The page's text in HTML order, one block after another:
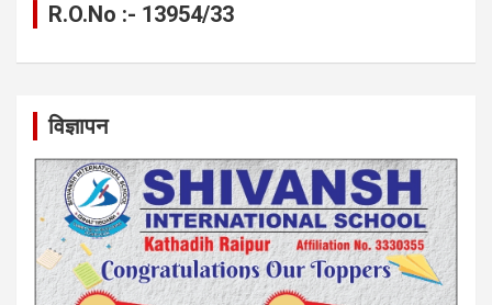
R.O.No :- 13954/33
विज्ञापन